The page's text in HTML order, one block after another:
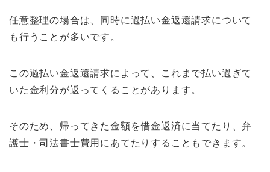
任意整理の場合は、同時に過払い金返還請求について
も行うことが多いです。
この過払い金返還請求によって、これまで払い過ぎて
いた金利分が返ってくることがあります。
そのため、帰ってきた金額を借金返済に当てたり、弁
護士・司法書士費用にあてたりすることもできます。